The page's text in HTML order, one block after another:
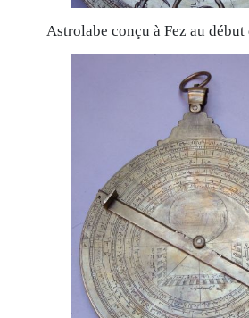
Astrolabe conçu à Fez au début